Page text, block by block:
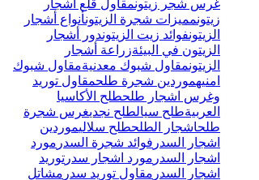
غرس شجر زيتونمقاول قلع اشجار
زيتونمميزات شجرة الزيتونأنواع أشجار
الزيتونفوائد زيت الزيتوندور أشجار
الزيتون في البيئةزراعة أشجار
الزيتونمقاول شبوك معدنيةمقاول شبوك
امنيهموردين شجرة طلحمقاول توريد
وغرس اشجار طلحطلح الأكاسيا
العربيةطلح سيالطلح نجديغرس شجرة
طلحاشجار الطلحطلح سلاليموردين
اشجار السدر فوائد شجرة السدر مورد
اشجار السدر مورد اشجار سدر توريد
اشجار السدر مقاول توريد سدر مشاتل